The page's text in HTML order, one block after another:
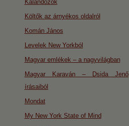
Kalandozók
Költők az árnyékos oldalról
Komán János
Levelek New Yorkból
Magyar emlékek – a nagyvilágban
Magyar Karaván – Dsida Jenő
írásaiból
Mondat
My New York State of Mind